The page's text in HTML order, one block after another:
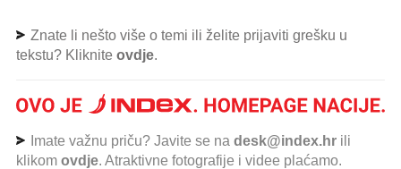
Znate li nešto više o temi ili želite prijaviti grešku u
tekstu? Kliknite ovdje.
Imate važnu priču? Javite se na desk@index.hr ili
klikom ovdje. Atraktivne fotografije i videe plaćamo.